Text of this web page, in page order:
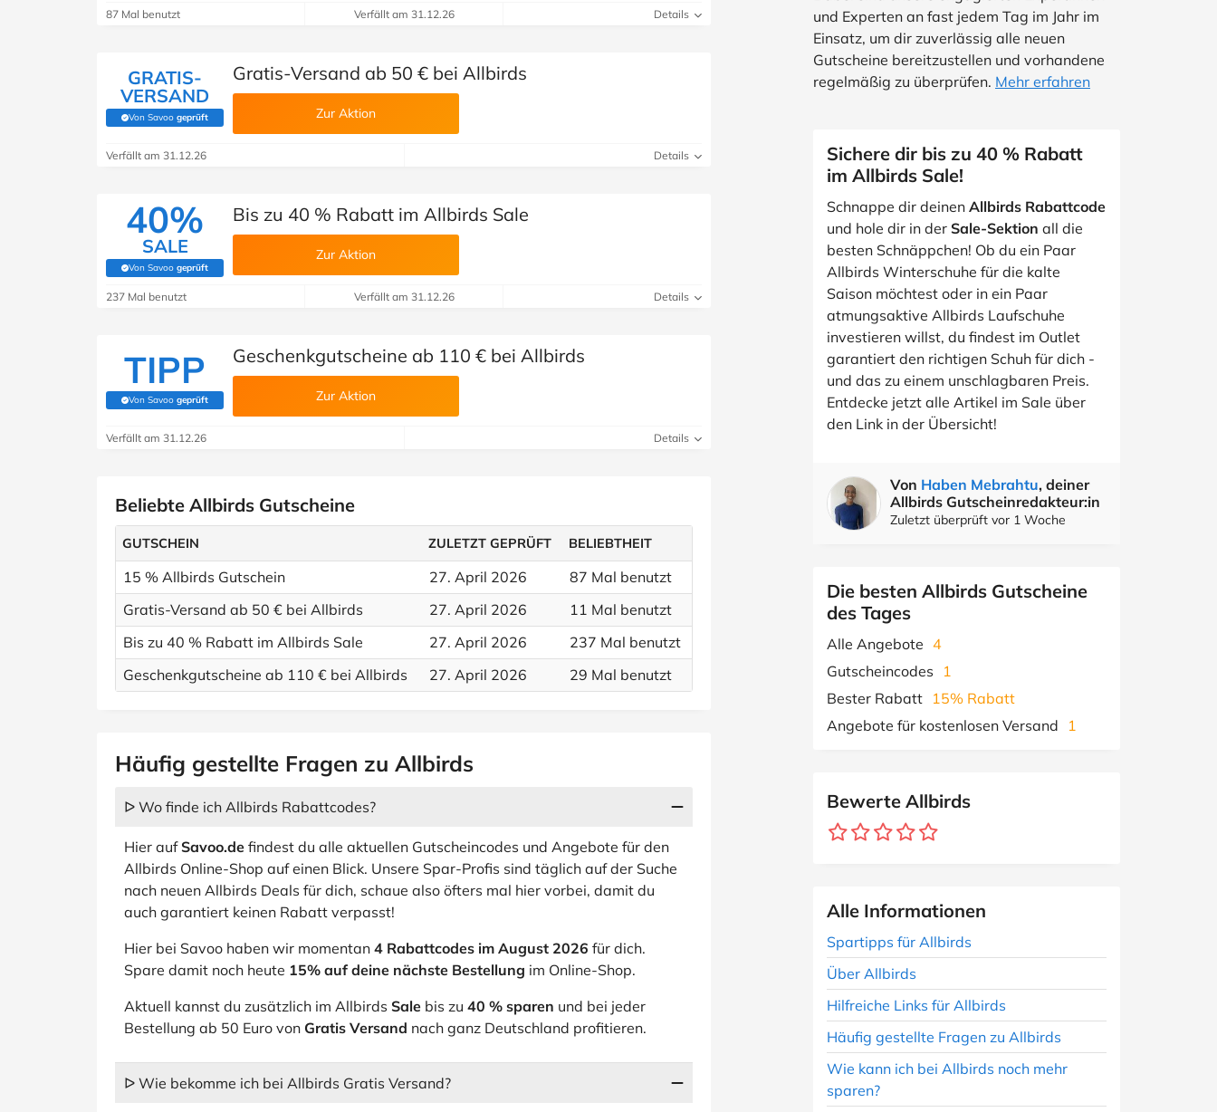
87 Mal benutzt Verfällt am 31.12.26 Details
GRATIS-
VERSAND
Von Savoo geprüft
(Von Savoo geprüft)
Gratis-Versand ab 50 € bei Allbirds
Zur Aktion
Verfällt am 31.12.26 Details
40%
SALE
Von Savoo geprüft
(Von Savoo geprüft)
Bis zu 40 % Rabatt im Allbirds Sale
Zur Aktion
237 Mal benutzt Verfällt am 31.12.26 Details
TIPP
Von Savoo geprüft
(Von Savoo geprüft)
Geschenkgutscheine ab 110 € bei Allbirds
Zur Aktion
Verfällt am 31.12.26 Details
Beliebte Allbirds Gutscheine
GUTSCHEIN ZULETZT GEPRÜFT BELIEBTHEIT
15 % Allbirds Gutschein 27. April 2026
87 Mal benutzt
Gratis-Versand ab 50 € bei Allbirds
27. April 2026
11 Mal benutzt
Bis zu 40 % Rabatt im Allbirds Sale
27. April 2026
237 Mal benutzt
Geschenkgutscheine ab 110 € bei Allbirds
27. April 2026 29 Mal benutzt
und Experten an fast jedem Tag im Jahr im
Einsatz, um dir zuverlässig alle neuen
Gutscheine bereitzustellen und vorhandene
regelmäßig zu überprüfen. Mehr erfahren
Sichere dir bis zu 40 % Rabatt
im Allbirds Sale!
Schnappe dir deinen Allbirds Rabattcode
und hole dir in der Sale-Sektion all die
besten Schnäppchen! Ob du ein Paar
Allbirds Winterschuhe für die kalte
Saison möchtest oder in ein Paar
atmungsaktive Allbirds Laufschuhe
investieren willst, du findest im Outlet
garantiert den richtigen Schuh für dich -
und das zu einem unschlagbaren Preis.
Entdecke jetzt alle Artikel im Sale über
den Link in der Übersicht!
Von Haben Mebrahtu, deiner
Allbirds Gutscheinredakteur:in
Zuletzt überprüft vor 1 Woche
Die besten Allbirds Gutscheine
des Tages
Alle Angebote 4
Gutscheincodes
1
Bester Rabatt 15% Rabatt
Angebote für kostenlosen Versand
1
Bewerte Allbirds
Alle Informationen
Spartipps für Allbirds
Über Allbirds
Hilfreiche Links für Allbirds
Häufig gestellte Fragen zu Allbirds
Wie kann ich bei Allbirds noch mehr
sparen?
Häufig gestellte Fragen zu Allbirds
ᐅ Wo finde ich Allbirds Rabattcodes?
Hier aufSavoo.de findest du alle aktuellen Gutscheincodes und Angebote für den
Allbirds Online-Shop auf einen Blick. Unsere Spar-Profis sind täglich auf der Suche
nach neuen Allbirds Deals für dich, schaue also öfters mal hier vorbei, damit du
auch garantiert keinen Rabatt verpasst!
Hier bei Savoo haben wir momentan 4 Rabattcodes im August 2026 für dich.
Spare damit noch heute 15% auf deine nächste Bestellung im Online-Shop.
Aktuell kannst du zusätzlich im Allbirds Sale bis zu 40 % sparen und bei jeder
Bestellung ab 50 Euro von Gratis Versand nach ganz Deutschland profitieren.
ᐅ Wie bekomme ich bei Allbirds Gratis Versand?